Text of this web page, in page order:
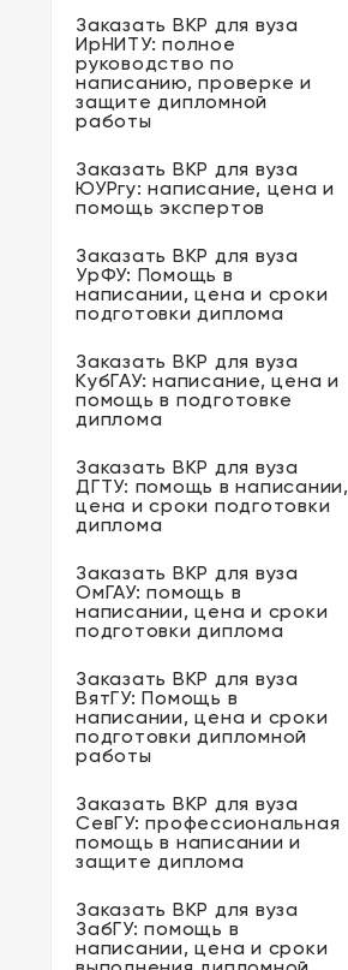
Заказать ВКР для вуза
ИрНИТУ: полное
руководство по
написанию, проверке и
защите дипломной
работы
Заказать ВКР для вуза
ЮУРгу: написание, цена и
помощь экспертов
Заказать ВКР для вуза
УрФУ: Помощь в
написании, цена и сроки
подготовки диплома
Заказать ВКР для вуза
КубГАУ: написание, цена и
помощь в подготовке
диплома
Заказать ВКР для вуза
ДГТУ: помощь в написании,
цена и сроки подготовки
диплома
Заказать ВКР для вуза
ОмГАУ: помощь в
написании, цена и сроки
подготовки диплома
Заказать ВКР для вуза
ВятГУ: Помощь в
написании, цена и сроки
подготовки дипломной
работы
Заказать ВКР для вуза
СевГУ: профессиональная
помощь в написании и
защите диплома
Заказать ВКР для вуза
ЗабГУ: помощь в
написании, цена и сроки